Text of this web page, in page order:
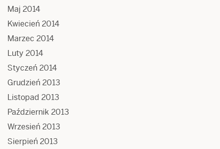
Maj 2014
Kwiecień 2014
Marzec 2014
Luty 2014
Styczeń 2014
Grudzień 2013
Listopad 2013
Październik 2013
Wrzesień 2013
Sierpień 2013